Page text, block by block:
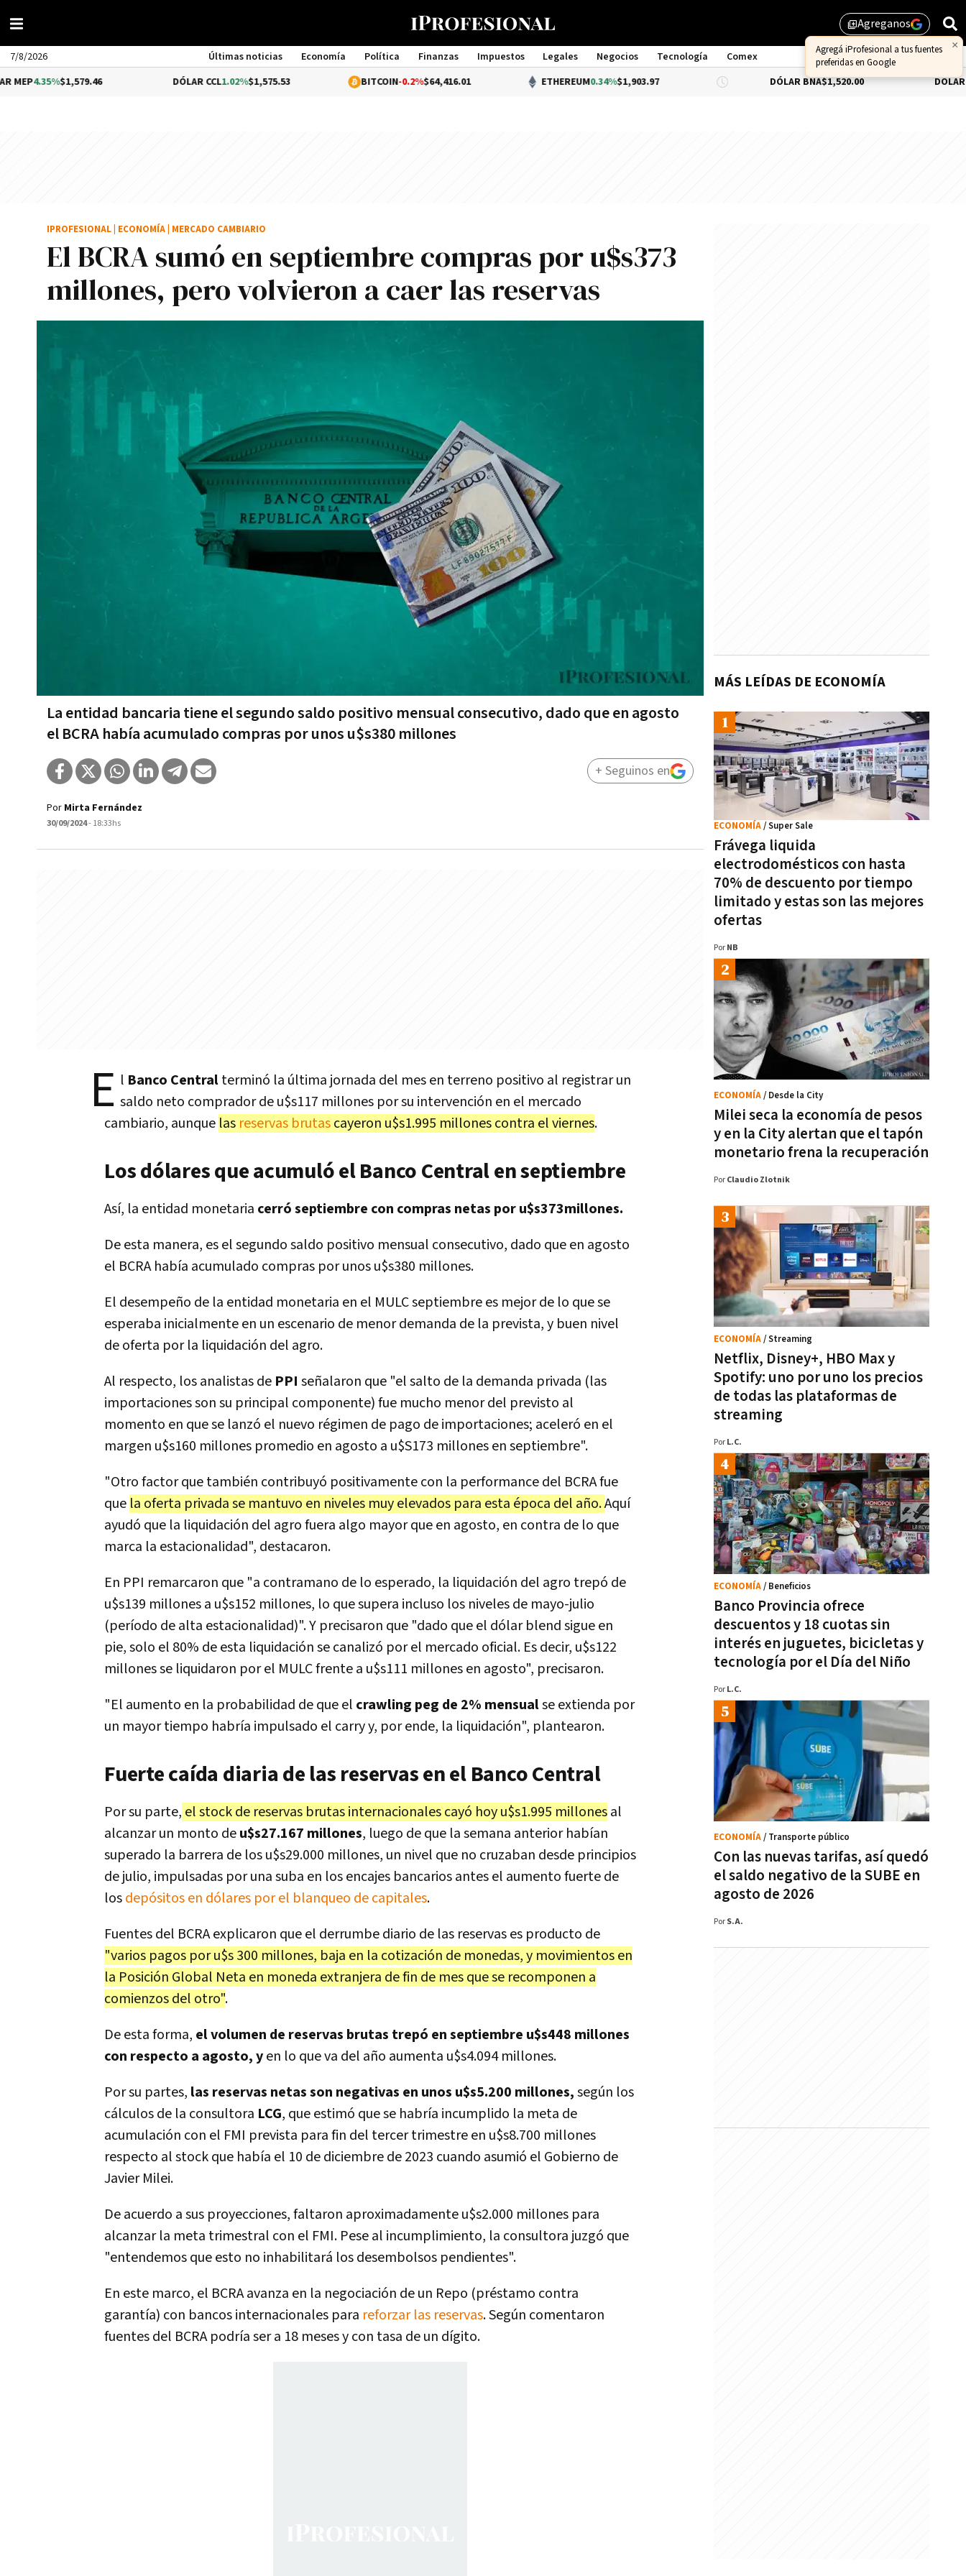
library_addAgreganos
7/8/2026 Últimas noticias Economía Política Finanzas Impuestos Legales Negocios Tecnología
Comex
Management
$1,579.46 1.02%$1,575.53 -0.2%$64,416.01 ETHEREUM 0.34%$1,903.97 DÓLAR BNA$1,520.00 DÓLAR BLUE-
El BCRA sumó en septiembre compras por u$s373
millones, pero volvieron a caer las reservas
La entidad bancaria tiene el segundo saldo positivo mensual consecutivo, dado que en agosto
el BCRA había acumulado compras por unos u$s380 millones
IPROFESIONAL ECONOMÍA MERCADO CAMBIARIO
Por Mirta Fernández
30/09/2024- 18:33hs
+ Seguinos en
E l Banco Centralterminó la última jornada del mes en terreno positivo al registrar un
saldo neto comprador de u$s117 millones por su intervención en el mercado
cambiario, aunque las reservas brutascayeron u$s1.995 millones contra el viernes.
Los dólares que acumuló el Banco Central en septiembre
Así, la entidad monetaria cerró septiembre con compras netas por u$s373millones.
De esta manera, es el segundo saldo positivo mensual consecutivo, dado que en agosto
el BCRA había acumulado compras por unos u$s380 millones.
El desempeño de la entidad monetaria en el MULC septiembre es mejor de lo que se
esperaba inicialmente en un escenario de menor demanda de la prevista, y buen nivel
de oferta por la liquidación del agro.
Al respecto, los analistas de PPI señalaron que "el salto de la demanda privada (las
importaciones son su principal componente) fue mucho menor del previsto al
momento en que se lanzó el nuevo régimen de pago de importaciones; aceleró en el
margen u$s160 millones promedio en agosto a u$S173 millones en septiembre".
"Otro factor que también contribuyó positivamente con la performance del BCRA fue
que la oferta privada se mantuvo en niveles muy elevados para esta época del año.Aquí
ayudó que la liquidación del agro fuera algo mayor que en agosto, en contra de lo que
marca la estacionalidad", destacaron.
En PPI remarcaron que "a contramano de lo esperado, la liquidación del agro trepó de
u$s139 millones a u$s152 millones, lo que supera incluso los niveles de mayo-julio
(período de alta estacionalidad)". Y precisaron que "dado que el dólar blend sigue en
pie, solo el 80% de esta liquidación se canalizó por el mercado oficial. Es decir, u$s122
millones se liquidaron por el MULC frente a u$s111 millones en agosto", precisaron.
"El aumento en la probabilidad de que el crawling peg de 2% mensualse extienda por
un mayor tiempo habría impulsado el carry y, por ende, la liquidación", plantearon.
Fuerte caída diaria de las reservas en el Banco Central
Por su parte, el stock de reservas brutas internacionales cayó hoy u$s1.995 millonesal
alcanzar un monto deu$s27.167 millones, luego de que la semana anterior habían
superado la barrera de los u$s29.000 millones, un nivel que no cruzaban desde principios
de julio, impulsadas por una suba en los encajes bancarios antes el aumento fuerte de
losdepósitos en dólares por el blanqueo de capitales.
Fuentes del BCRA explicaron que el derrumbe diario de las reservas es producto de
"varios pagos por u$s 300 millones, baja en la cotización de monedas, y movimientos en
la Posición Global Neta en moneda extranjera de fin de mes que se recomponen a
comienzos del otro".
De esta forma, el volumen de reservas brutas trepó en septiembre u$s448 millones
con respecto a agosto, yen lo que va del año aumenta u$s4.094 millones.
Por su partes, las reservas netas son negativas en unos u$s5.200 millones,según los
cálculos de la consultora LCG, que estimó que se habría incumplido la meta de
acumulación con el FMI prevista para fin del tercer trimestre en u$s8.700 millones
respecto al stock que había el 10 de diciembre de 2023 cuando asumió el Gobierno de
Javier Milei.
De acuerdo a sus proyecciones, faltaron aproximadamente u$s2.000 millones para
alcanzar la meta trimestral con el FMI. Pese al incumplimiento, la consultora juzgó que
"entendemos que esto no inhabilitará los desembolsos pendientes".
En este marco, el BCRA avanza en la negociación de un Repo (préstamo contra
garantía) con bancos internacionales para reforzar las reservas. Según comentaron
fuentes del BCRA podría ser a 18 meses y con tasa de un dígito.
MÁS LEÍDAS DE ECONOMÍA
Frávega liquida
electrodomésticos con hasta
70% de descuento por tiempo
limitado y estas son las mejores
ofertas
ECONOMÍA/ Super Sale
Por NB
Milei seca la economía de pesos
y en la City alertan que el tapón
monetario frena la recuperación
ECONOMÍA/ Desde la City
Por Claudio Zlotnik
Netflix, Disney+, HBO Max y
Spotify: uno por uno los precios
de todas las plataformas de
streaming
ECONOMÍA/ Streaming
Por L.C.
Banco Provincia ofrece
descuentos y 18 cuotas sin
interés en juguetes, bicicletas y
tecnología por el Día del Niño
ECONOMÍA/ Beneficios
Por L.C.
Con las nuevas tarifas, así quedó
el saldo negativo de la SUBE en
agosto de 2026
ECONOMÍA/ Transporte público
Por S.A.